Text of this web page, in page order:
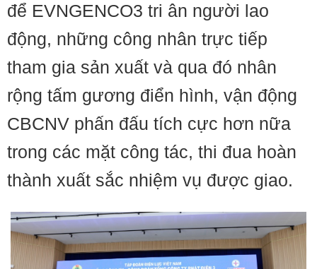
để EVNGENCO3 tri ân người lao
động, những công nhân trực tiếp
tham gia sản xuất và qua đó nhân
rộng tấm gương điển hình, vận động
CBCNV phấn đấu tích cực hơn nữa
trong các mặt công tác, thi đua hoàn
thành xuất sắc nhiệm vụ được giao.